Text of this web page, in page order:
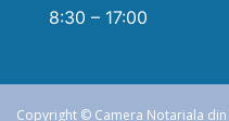
8:30 – 17:00
Copyright © Camera Notariala din